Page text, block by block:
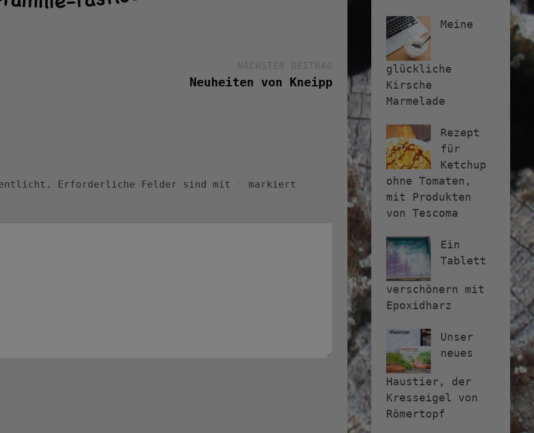
Nächster
Beitrag:
Neuheiten von Kneipp
Erforderliche Felder sind mit markiert
Meine
glückliche
Kirsche
Marmelade
Rezept
für
Ketchup
ohne Tomaten,
mit Produkten
von Tescoma
Ein
Tablett
verschönern mit
Epoxidharz
Unser
neues
Haustier, der
Kresseigel von
Römertopf